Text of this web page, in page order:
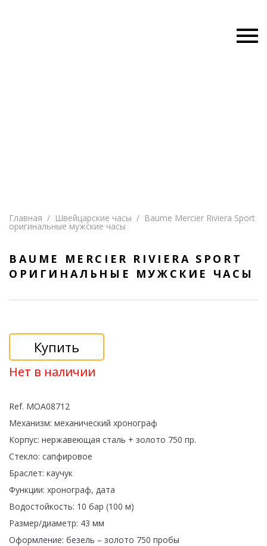
Главная / Швейцарские часы / Baume Mercier Riviera Sport
оригинальные мужские часы
BAUME MERCIER RIVIERA SPORT
ОРИГИНАЛЬНЫЕ МУЖСКИЕ ЧАСЫ
Купить
Нет в наличии
Ref. MOA08712
Механизм: механический хронограф
Корпус: нержавеющая сталь + золото 750 пр.
Стекло: сапфировое
Браслет: каучук
Функции: хронограф, дата
Водостойкость: 10 бар (100 м)
Размер/диаметр: 43 мм
Оформление: безель – золото 750 пробы